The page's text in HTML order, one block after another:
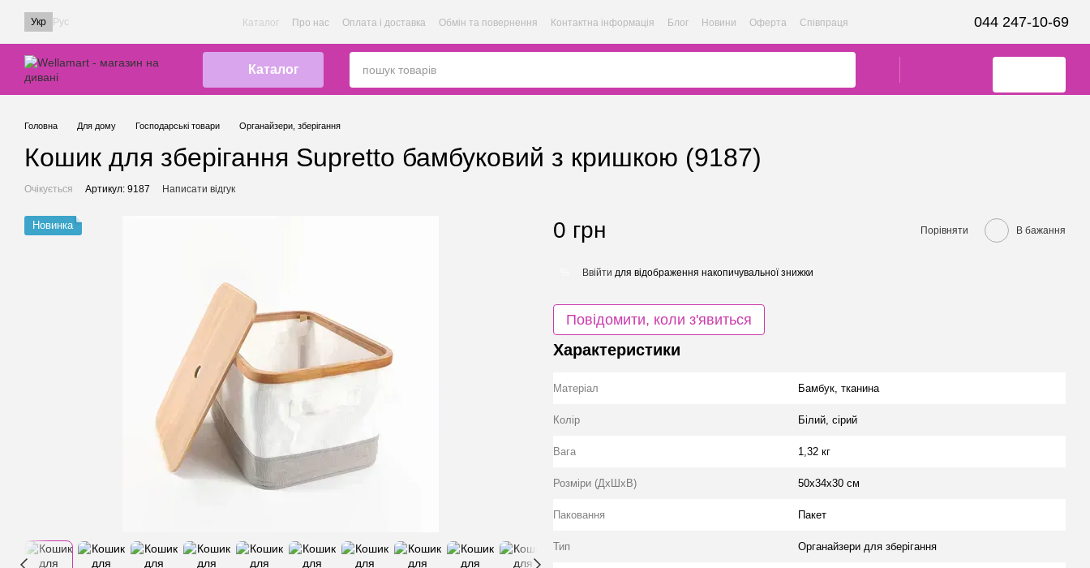
Перейти до основного контенту
Укр Рус Каталог Про нас Оплата і доставка Обмін та повернення Контактна інформація Блог Новини Оферта Співпраця 044 247-10-69
Каталог
Головна Для дому Господарські товари Органайзери, зберігання
Кошик для зберігання Supretto бамбуковий з кришкою (9187)
Очікується Артикул: 9187 Написати відгук
Новинка 0 грн Порівняти В бажання
Ввійти для відображення накопичувальної знижки
Повідомити, коли з'явиться
Характеристики
Матеріал Бамбук, тканина
Колір Білий, сірий
Вага 1,32 кг
Розміри (ДхШхВ) 50x34x30 см
Паковання Пакет
Тип Органайзери для зберігання